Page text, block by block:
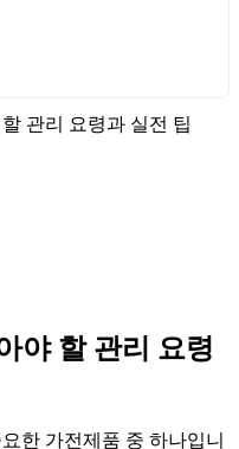
야 할 관리 요령
한 가전제품 중 하나입니